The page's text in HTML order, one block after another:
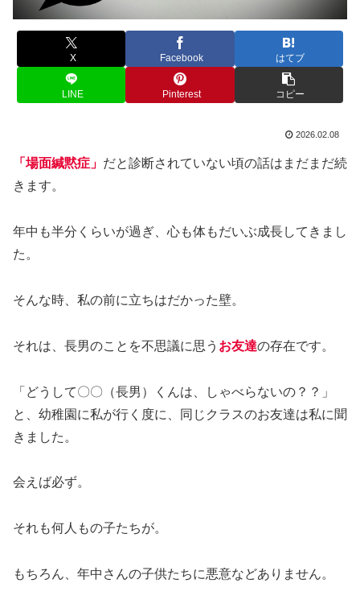
X Facebook はてブ
LINE Pinterest コピー
2026.02.08
「場面緘黙症」 だと診断されていない頃の話はまだまだ続
きます。
年中も半分くらいが過ぎ、心も体もだいぶ成長してきまし
た。
そんな時、私の前に立ちはだかった壁。
それは、長男のことを不思議に思う お友達の存在です。
「どうして〇〇（長男）くんは、しゃべらないの？？」
と、幼稚園に私が行く度に、同じクラスのお友達は私に聞
きました。
会えば必ず。
それも何人もの子たちが。
もちろん、年中さんの子供たちに悪意などありません。